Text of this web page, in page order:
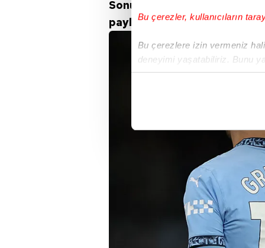
Bu çerezler, kullanıcıların
Bu çerezlere izin vermeniz
deneyimi yaşatabiliriz. Bunu
içerikleri sunabilmek adına
Her halükârda, kullanıcılar,
Sizlere daha iyi bir hizmet
çerezler vasıtasıyla çeşitli
amacıyla kullanılmaktadır.
reklam/pazarlama
Çerezlere ilişkin tercihlerinizi
butonuna tıklayabilir,Çerez
Sonucunda ise bu dört İngiliz
paylaşılıyor.